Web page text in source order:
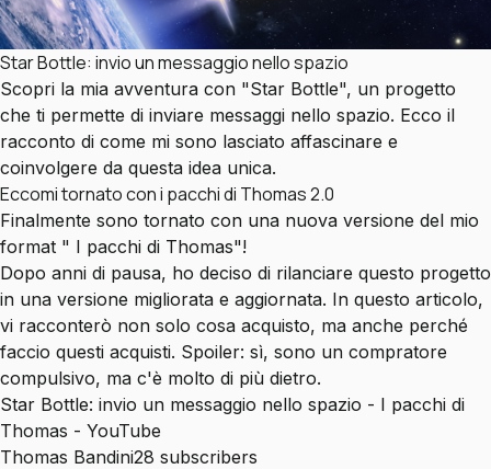
Star Bottle: invio un messaggio nello spazio
Scopri la mia avventura con "Star Bottle", un progetto
che ti permette di inviare messaggi nello spazio. Ecco il
racconto di come mi sono lasciato affascinare e
coinvolgere da questa idea unica.
Eccomi tornato con i pacchi di Thomas 2.0
Finalmente sono tornato con una nuova versione del mio
format " I pacchi di Thomas"!
Dopo anni di pausa, ho deciso di rilanciare questo progetto
in una versione migliorata e aggiornata. In questo articolo,
vi racconterò non solo cosa acquisto, ma anche perché
faccio questi acquisti. Spoiler: sì, sono un compratore
compulsivo, ma c'è molto di più dietro.
Star Bottle: invio un messaggio nello spazio - I pacchi di
Thomas - YouTube
Thomas Bandini28 subscribers